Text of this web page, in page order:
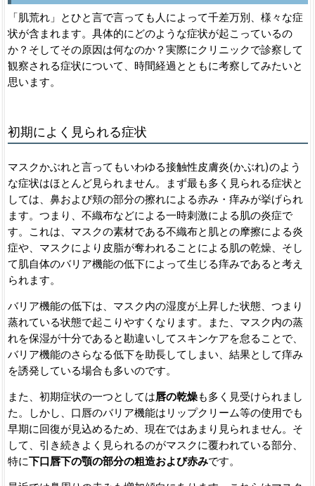
「肌荒れ」とひと言で言っても人によって千差万別、様々な症
状が含まれます。具体的にどのような症状が起こっているの
か？そしてその原因は何なのか？実際にクリニックで診察して
観察される症状について、時間経過とともに考察してみたいと
思います。
初期によく見られる症状
マスクかぶれと言ってもいわゆる接触性皮膚炎(かぶれ)のよう
な症状はほとんど見られません。まず最も多く見られる症状と
しては、鼻および頬の部分の擦れによる赤み・痒みが挙げられ
ます。つまり、不織布などによる一時刺激による肌の炎症で
す。これは、マスクの素材である不織布と肌との摩擦による炎
症や、マスクにより皮脂が奪われることによる肌の乾燥、そし
て肌自体のバリア機能の低下によって生じる痒みであると考え
られます。
バリア機能の低下は、マスク内の湿度が上昇した状態、つまり
蒸れている状態で起こりやすくなります。また、マスク内の蒸
れを保湿が十分であると勘違いしてスキンケアを怠ることで、
バリア機能のさらなる低下を助長してしまい、結果として痒み
を誘発している場合も多いのです。
また、初期症状の一つとしては唇の乾燥も多く見受けられまし
た。しかし、口唇のバリア機能はリップクリーム等の使用でも
早期に回復が見込めるため、現在ではあまり見られません。そ
して、引き続きよく見られるのがマスクに覆われている部分、
特に下口唇下の顎の部分の粗造および赤みです。